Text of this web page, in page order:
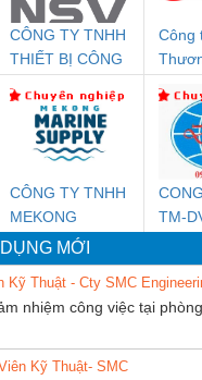
CÔNG TY TNHH
THIẾT BỊ CÔNG
SETSUBI VIỆT
NAM
Công
CÔNG TY TNHH
MEKONG
MARINE
SUPPLY
TM-
MỚI
Kỹ Thuật - Cty SMC
nhiệm công việc tại
Kỹ Thuật- SMC